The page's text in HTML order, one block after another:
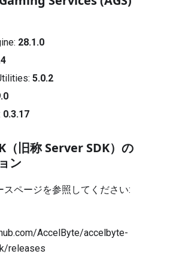
28.1.0
5.0.2
0.3.17
（旧称 Server SDK）の
ン
スページを参照してください:
AccelByte/accelbyte-
releases